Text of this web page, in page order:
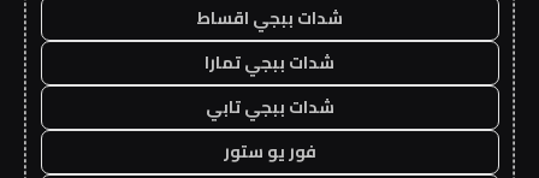
شدات ببجي اقساط
شدات ببجي تمارا
شدات ببجي تابي
فور يو ستور